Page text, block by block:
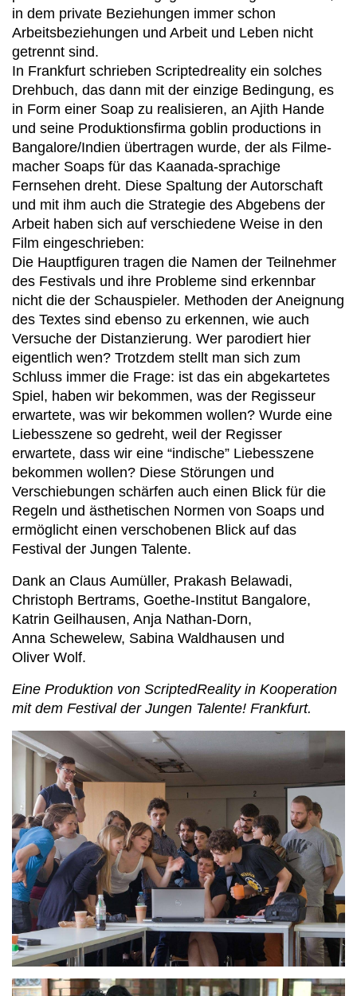
in dem private Beziehungen immer schon
Arbeitsbeziehungen und Arbeit und Leben nicht
getrennt sind.
In Frankfurt schrieben Scriptedreality ein solches
Drehbuch, das dann mit der einzige Bedingung, es
in Form einer Soap zu realisieren, an Ajith Hande
und seine Produktionsfirma goblin productions in
Bangalore/Indien übertragen wurde, der als Filme-
macher Soaps für das Kaanada-sprachige
Fernsehen dreht. Diese Spaltung der Autorschaft
und mit ihm auch die Strategie des Abgebens der
Arbeit haben sich auf verschiedene Weise in den
Film eingeschrieben:
Die Hauptfiguren tragen die Namen der Teilnehmer
des Festivals und ihre Probleme sind erkennbar
nicht die der Schauspieler. Methoden der Aneignung
des Textes sind ebenso zu erkennen, wie auch
Versuche der Distanzierung. Wer parodiert hier
eigentlich wen? Trotzdem stellt man sich zum
Schluss immer die Frage: ist das ein abgekartetes
Spiel, haben wir bekommen, was der Regisseur
erwartete, was wir bekommen wollen? Wurde eine
Liebesszene so gedreht, weil der Regisser
erwartete, dass wir eine “indische” Liebesszene
bekommen wollen? Diese Störungen und
Verschiebungen schärfen auch einen Blick für die
Regeln und ästhetischen Normen von Soaps und
ermöglicht einen verschobenen Blick auf das
Festival der Jungen Talente.
Dank an Claus Aumüller, Prakash Belawadi,
Christoph Bertrams, Goethe‑Institut Bangalore,
Katrin Geilhausen, Anja Nathan‑Dorn,
Anna Schewelew, Sabina Waldhausen und
Oliver Wolf.
Eine Produktion von ScriptedReality in Kooperation
mit dem Festival der Jungen Talente! Frankfurt.